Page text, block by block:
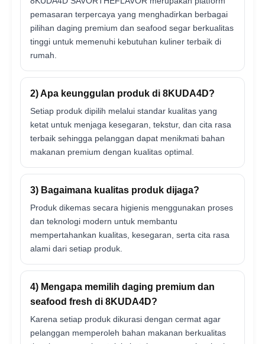
pemasaran terpercaya yang menghadirkan berbagai
pilihan daging premium dan seafood segar berkualitas
tinggi untuk memenuhi kebutuhan kuliner terbaik di
rumah.
2) Apa keunggulan produk di 8KUDA4D?
Setiap produk dipilih melalui standar kualitas yang
ketat untuk menjaga kesegaran, tekstur, dan cita rasa
terbaik sehingga pelanggan dapat menikmati bahan
makanan premium dengan kualitas optimal.
3) Bagaimana kualitas produk dijaga?
Produk dikemas secara higienis menggunakan proses
dan teknologi modern untuk membantu
mempertahankan kualitas, kesegaran, serta cita rasa
alami dari setiap produk.
4) Mengapa memilih daging premium dan
seafood fresh di 8KUDA4D?
Karena setiap produk dikurasi dengan cermat agar
pelanggan memperoleh bahan makanan berkualitas